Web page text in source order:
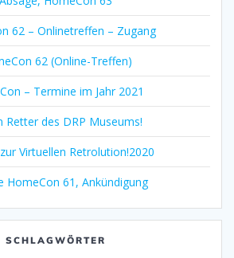
62 – Onlinetreffen – Zugang
62 (Online-Treffen)
– Termine im Jahr 2021
Retter des DRP Museums!
Virtuellen Retrolution!2020
HomeCon 61, Ankündigung
SCHLAGWÖRTER